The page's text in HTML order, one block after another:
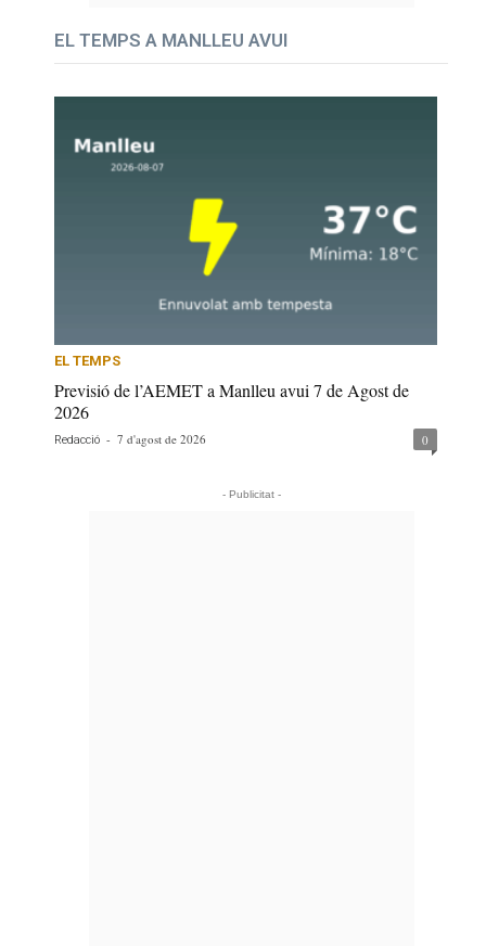
EL TEMPS A MANLLEU AVUI
EL TEMPS
Previsió de l’AEMET a Manlleu avui 7 de Agost de
2026
Redacció - 7 d'agost de 2026 0
- Publicitat -